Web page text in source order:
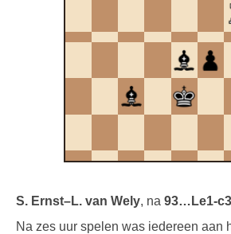
S. Ernst–L. van Wely, na 93…Le1-c3
Na zes uur spelen was iedereen aan